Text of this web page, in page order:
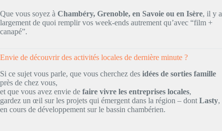
Que vous soyez à Chambéry, Grenoble, en Savoie ou en Isère, il y a
largement de quoi remplir vos week-ends autrement qu’avec “film +
canapé”.
Envie de découvrir des activités locales de dernière minute ?
Si ce sujet vous parle, que vous cherchez des idées de sorties famille
près de chez vous,
et que vous avez envie de faire vivre les entreprises locales,
gardez un œil sur les projets qui émergent dans la région – dont Lasty,
en cours de développement sur le bassin chambérien.